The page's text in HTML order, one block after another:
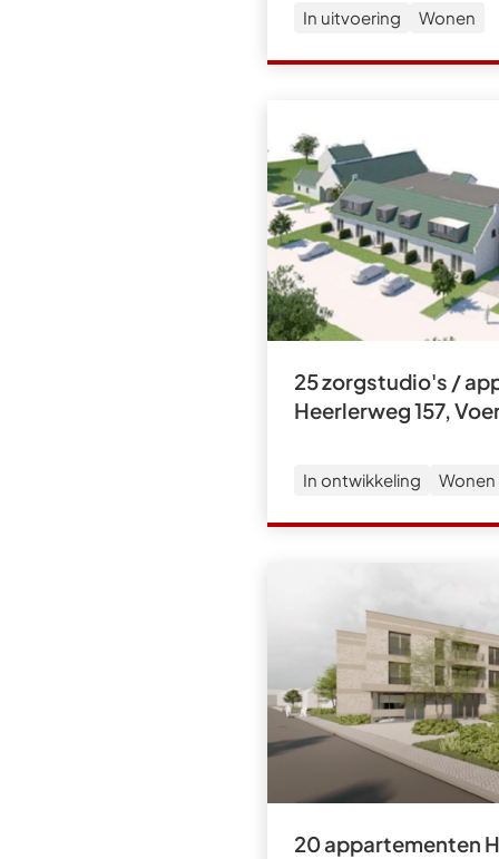
In uitvoering Wonen
25 zorgstudio's /
Heerlerweg 157,
In ontwikkeling Wonen
20 appartementen